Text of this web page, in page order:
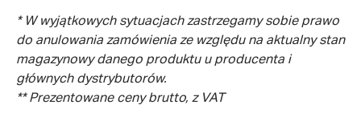
* W wyjątkowych sytuacjach zastrzegamy sobie prawo
do anulowania zamówienia ze względu na aktualny stan
magazynowy danego produktu u producenta i
głównych dystrybutorów.
** Prezentowane ceny brutto, z VAT